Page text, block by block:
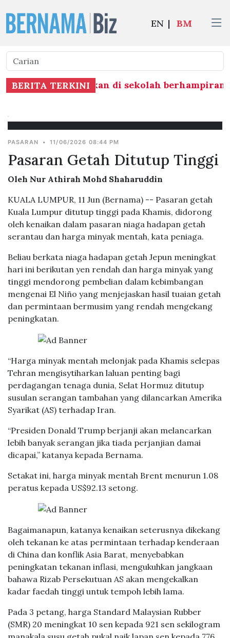
EN | BM
BERITA TERKINI
kejadian tembakan di sekolah
PASARAN • 11/06/2026 08:44 PM
Pasaran Getah Ditutup Tinggi
Oleh Nur Athirah Mohd Shaharuddin
KUALA LUMPUR, 11 Jun (Bernama) -- Pasaran getah
Kuala Lumpur ditutup tinggi pada Khamis, didorong
oleh kenaikan dalam pasaran niaga hadapan getah
serantau dan harga minyak mentah, kata peniaga.
Beliau berkata niaga hadapan getah Jepun meningkat
hari ini berikutan yen rendah dan harga minyak yang
tinggi mendorong pembelian dalam kebimbangan
mengenai El Niño yang menjejaskan hasil tuaian getah
dan permintaan bermusim yang rendah mengekang
peningkatan.
“Harga minyak mentah melonjak pada Khamis selepas
Tehran mengisytiharkan laluan penting bagi
perdagangan tenaga dunia, Selat Hormuz ditutup
susulan serangan tambahan yang dilancarkan Amerika
Syarikat (AS) terhadap Iran.
“Presiden Donald Trump berjanji akan melancarkan
lebih banyak serangan jika tiada perjanjian damai
dicapai,” katanya kepada Bernama.
Setakat ini, harga minyak mentah Brent menurun 1.08
peratus kepada US$92.13 setong.
Bagaimanapun, katanya kenaikan seterusnya dikekang
oleh tekanan ke atas permintaan terhadap kenderaan
di China dan konflik Asia Barat, menyebabkan
peningkatan tekanan inflasi, mengukuhkan jangkaan
bahawa Rizab Persekutuan AS akan mengekalkan
kadar faedah tinggi untuk tempoh lebih lama.
Pada 3 petang, harga Standard Malaysian Rubber
(SMR) 20 meningkat 10 sen kepada 921 sen sekilogram